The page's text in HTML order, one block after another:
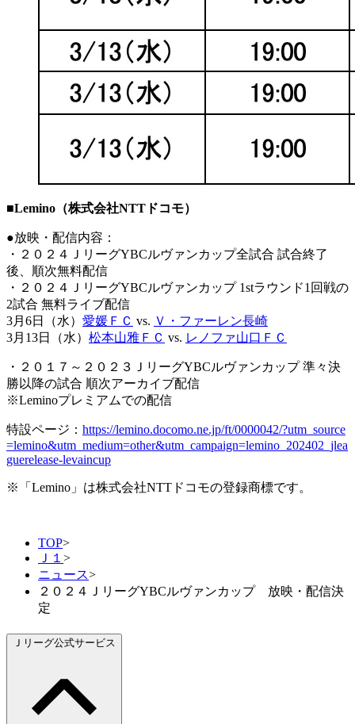
■Lemino（株式会社NTTドコモ）
●放映・配信内容：
・２０２４ＪリーグYBCルヴァンカップ全試合 試合終了
後、順次無料配信
・２０２４ＪリーグYBCルヴァンカップ 1stラウンド1回戦の
2試合 無料ライブ配信
3月6日（水） 愛媛ＦＣ vs. Ｖ・ファーレン長崎
3月13日（水） 松本山雅ＦＣ vs. レノファ山口ＦＣ
・２０１７～２０２３ＪリーグYBCルヴァンカップ 準々決
勝以降の試合 順次アーカイブ配信
※Leminoプレミアムでの配信
特設ページ： https://lemino.docomo.ne.jp/ft/0000042/?utm_source
=lemino&utm_medium=other&utm_campaign=lemino_202402_jlea
guerelease-levaincup
※「Lemino」は株式会社NTTドコモの登録商標です。
TOP>
Ｊ１ >
ニュース>
２０２４ＪリーグYBCルヴァンカップ 放映・配信決
定
Ｊリーグ公式サービス